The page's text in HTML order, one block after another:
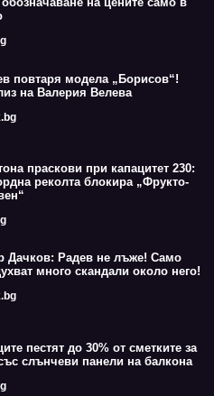
повтаря модела „Борисов“!
на Валерия Велева
праскови при капацитет 230:
реколта блокира „Фрукто-
Дачков: Радев не лъже! Само
много скандали около него!
пестят до 30% от сметките за
слънчеви панели на балкона